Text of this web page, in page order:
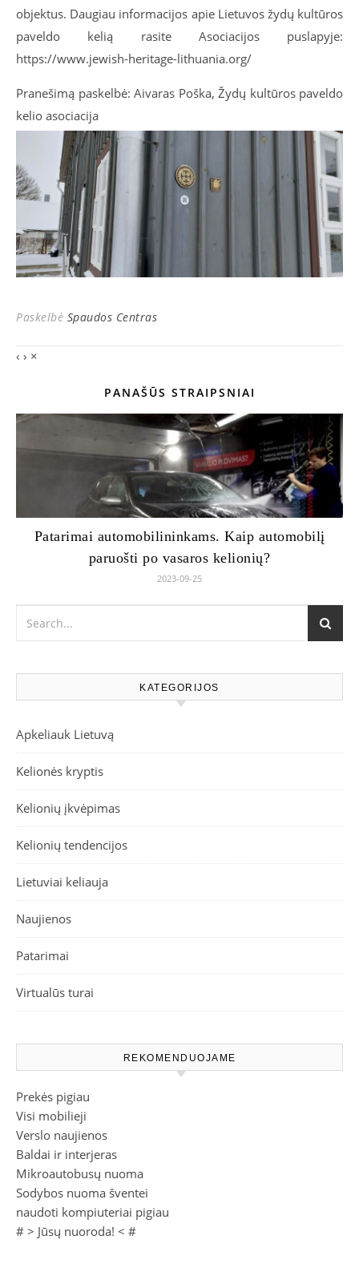
objektus. Daugiau informacijos apie Lietuvos žydų kultūros
paveldo kelią rasite Asociacijos puslapyje:
https://www.jewish-heritage-lithuania.org/
Pranešimą paskelbė: Aivaras Poška, Žydų kultūros paveldo
kelio asociacija
Paskelbė Spaudos Centras
‹ › ×
PANAŠŪS STRAIPSNIAI
Patarimai automobilininkams. Kaip automobilį
paruošti po vasaros kelionių?
2023-09-25
KATEGORIJOS
Apkeliauk Lietuvą
Kelionės kryptis
Kelionių įkvėpimas
Kelionių tendencijos
Lietuviai keliauja
Naujienos
Patarimai
Virtualūs turai
REKOMENDUOJAME
Prekės pigiau
Visi mobilieji
Verslo naujienos
Baldai ir interjeras
Mikroautobusų nuoma
Sodybos nuoma šventei
naudoti kompiuteriai pigiau
# > Jūsų nuoroda! < #